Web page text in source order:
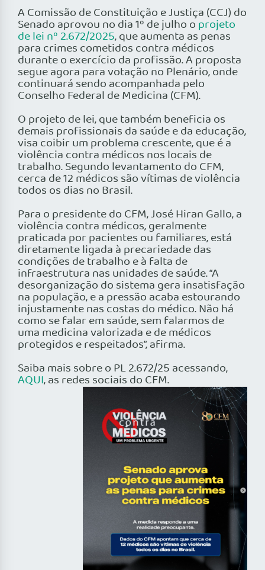
A Comissão de Constituição e Justiça (CCJ) do
Senado aprovou no dia 1º de julho o projeto
de lei nº 2.672/2025, que aumenta as penas
para crimes cometidos contra médicos
durante o exercício da profissão. A proposta
segue agora para votação no Plenário, onde
continuará sendo acompanhada pelo
Conselho Federal de Medicina (CFM).
O projeto de lei, que também beneficia os
demais profissionais da saúde e da educação,
visa coibir um problema crescente, que é a
violência contra médicos nos locais de
trabalho. Segundo levantamento do CFM,
cerca de 12 médicos são vítimas de violência
todos os dias no Brasil.
Para o presidente do CFM, José Hiran Gallo, a
violência contra médicos, geralmente
praticada por pacientes ou familiares, está
diretamente ligada à precariedade das
condições de trabalho e à falta de
infraestrutura nas unidades de saúde. “A
desorganização do sistema gera insatisfação
na população, e a pressão acaba estourando
injustamente nas costas do médico. Não há
como se falar em saúde, sem falarmos de
uma medicina valorizada e de médicos
protegidos e respeitados”, afirma.
Saiba mais sobre o PL 2.672/25 acessando,
AQUI, as redes sociais do CFM.